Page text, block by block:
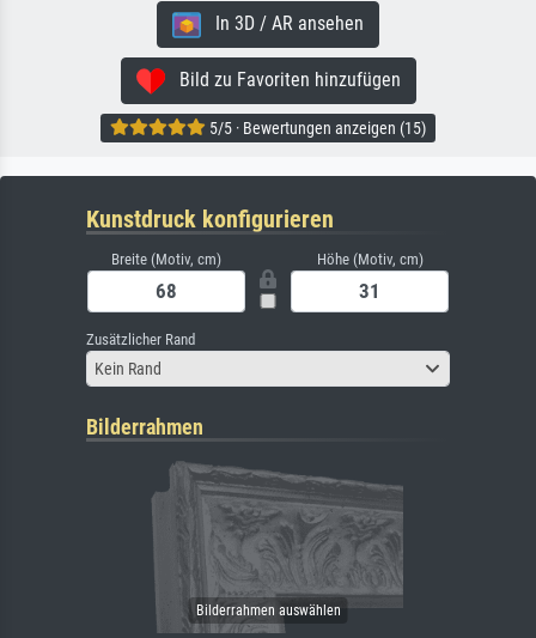
In 3D / AR ansehen
Bild zu Favoriten hinzufügen
5/5 · Bewertungen anzeigen (15)
Kunstdruck konfigurieren
Breite (Motiv, cm) Höhe (Motiv, cm)
Zusätzlicher Rand
Kein Rand
Bilderrahmen